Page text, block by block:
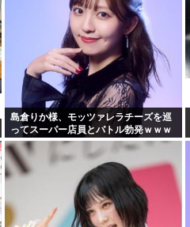
島倉りか様、モッツァレラチーズを巡
ってスーパー店員とバトル勃発ｗｗｗ